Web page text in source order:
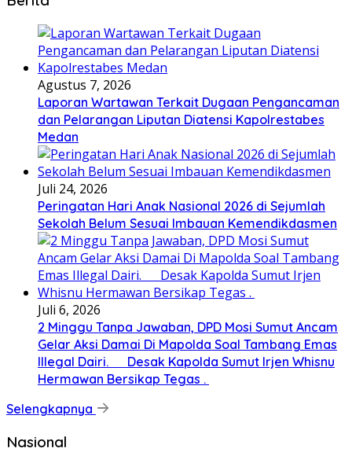
Agustus 7, 2026
Laporan Wartawan Terkait Dugaan Pengancaman
dan Pelarangan Liputan Diatensi Kapolrestabes
Medan
Juli 24, 2026
Peringatan Hari Anak Nasional 2026 di Sejumlah
Sekolah Belum Sesuai Imbauan Kemendikdasmen
Juli 6, 2026
2 Minggu Tanpa Jawaban, DPD Mosi Sumut Ancam
Gelar Aksi Damai Di Mapolda Soal Tambang Emas
Illegal Dairi. Desak Kapolda Sumut Irjen Whisnu
Hermawan Bersikap Tegas .
Selengkapnya
Nasional